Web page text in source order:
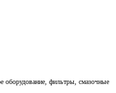
фильтры, смазочные